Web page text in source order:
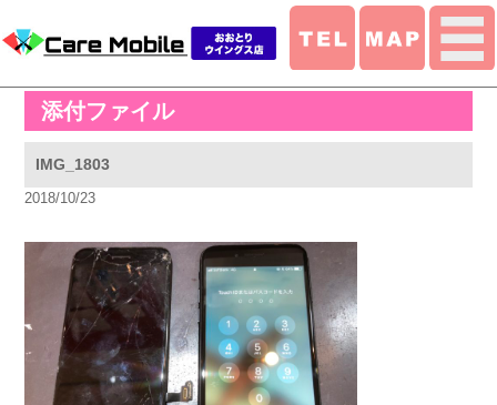
添付ファイル
IMG_1803
2018/10/23